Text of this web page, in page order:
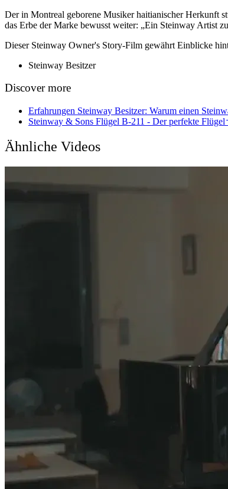
Der in Montreal geborene Musiker haitianischer Herkunft
das Erbe der Marke bewusst weiter: „Ein Steinway Artist
Dieser Steinway Owner's Story-Film gewährt Einblicke
Steinway Besitzer
Discover more
Erfahrungen Steinway Besitzer: Warum einen
Steinway & Sons Flügel B-211 - Der perfekte Flügel
Ähnliche Videos